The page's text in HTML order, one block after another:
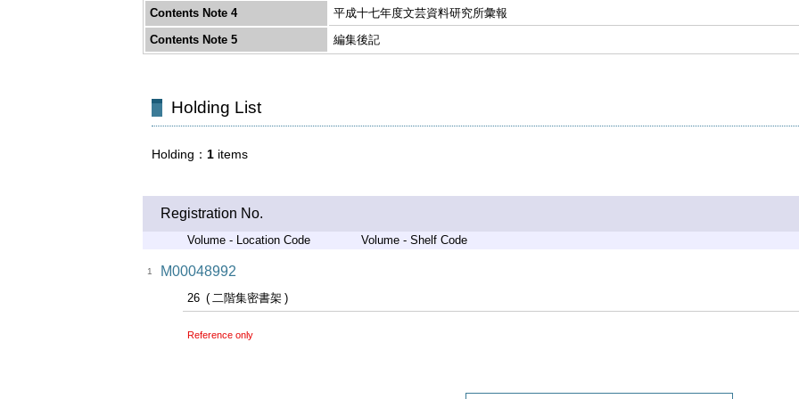
Contents Note 4
平成十七年度文芸資料研究所彙報
Contents Note 5
編集後記
Holding List
Holding 1 items
Registration No.
Volume - Location Code Volume - Shelf Code
1 M00048992
26 二階集密書架
Reference only